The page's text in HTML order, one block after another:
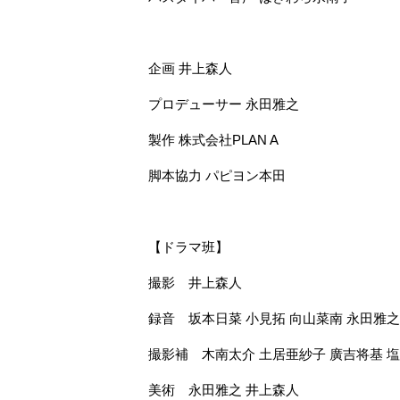
企画 井上森人
プロデューサー 永田雅之
製作 株式会社PLAN A
脚本協力 パピヨン本田
【ドラマ班】
撮影 井上森人
録音 坂本日菜 小見拓 向山菜南 永田雅之
撮影補 木南太介 土居亜紗子 廣吉将基
美術 永田雅之 井上森人